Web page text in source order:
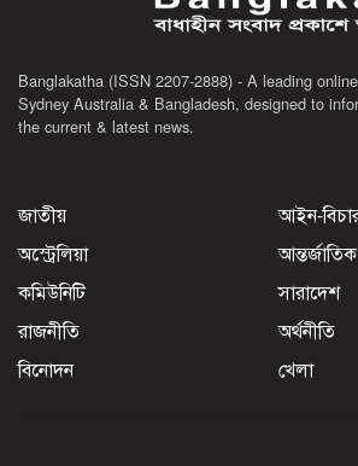
Banglakatha (ISSN 2207-2888) - A leading
Sydney Australia & Bangladesh, designed to
the current & latest news.
জাতীয়
আইন-
অস্ট্রেলিয়া
আন্তর্জাতিক
কমিউনিটি
সারাদেশ
রাজনীতি
অর্থনীতি
বিনোদন
খেলা